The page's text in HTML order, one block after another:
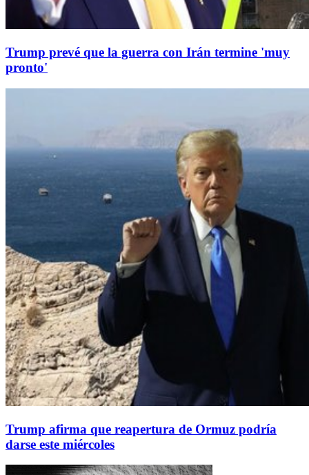
Trump prevé que la guerra con Irán termine 'muy
pronto'
Trump afirma que reapertura de Ormuz podría
darse este miércoles